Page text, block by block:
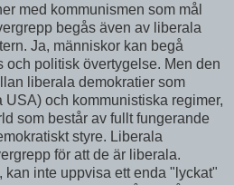
med kommunismen som mål
begås även av liberala
Ja, människor kan begå
och politisk övertygelse. Men den
liberala demokratier som
USA) och kommunistiska regimer,
som består av fullt fungerande
styre. Liberala
för att de är liberala.
kan inte uppvisa ett enda "lyckat"